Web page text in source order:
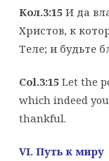
Кол.3:15И да
Христов, к
Теле; и будьте
Col.3:15Let the
which indeed
thankful.
VI. Путь к миру